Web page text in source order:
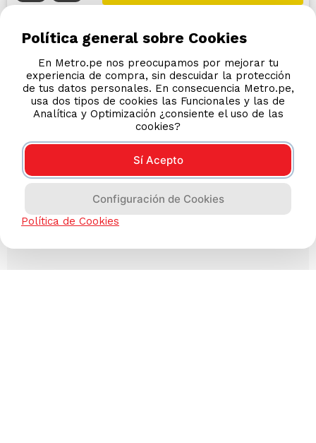
Política general sobre Cookies
En Metro.pe nos preocupamos por mejorar tu
experiencia de compra, sin descuidar la protección
de tus datos personales. En consecuencia Metro.pe,
usa dos tipos de cookies las Funcionales y las de
Analítica y Optimización ¿consiente el uso de las
cookies?
Sí Acepto
Configuración de Cookies
Política de Cookies